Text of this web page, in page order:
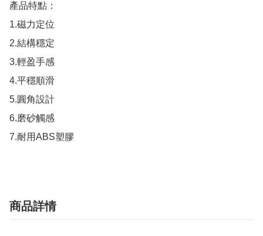
產品特點：
1.磁力定位
2.結構穩定
3.輕盈手感
4.平穩順滑
5.圓角設計
6.磨砂觸感
7.耐用ABS塑膠
商品詳情